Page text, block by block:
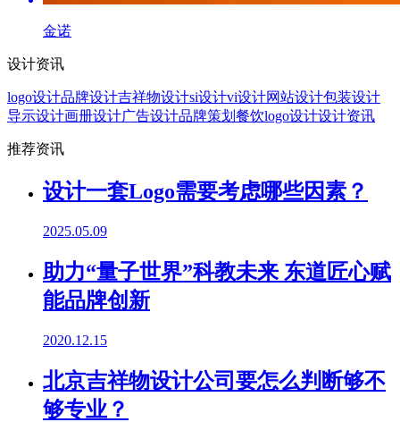
金诺
设计资讯
logo设计品牌设计吉祥物设计si设计vi设计网站设计包装设计
导示设计画册设计广告设计品牌策划 餐饮logo设计设计资讯
推荐资讯
设计一套Logo需要考虑哪些因素？
2025.05.09
助力“量子世界”科教未来 东道匠心赋
能品牌创新
2020.12.15
北京吉祥物设计公司要怎么判断够不
够专业？